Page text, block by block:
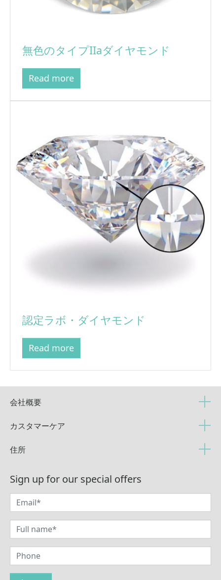
無色のタイプIIaダイヤモンド
Read more
認定ラボ・ダイヤモンド
Read more
会社概要
カスタマーケア
住所
Sign up for our special offers